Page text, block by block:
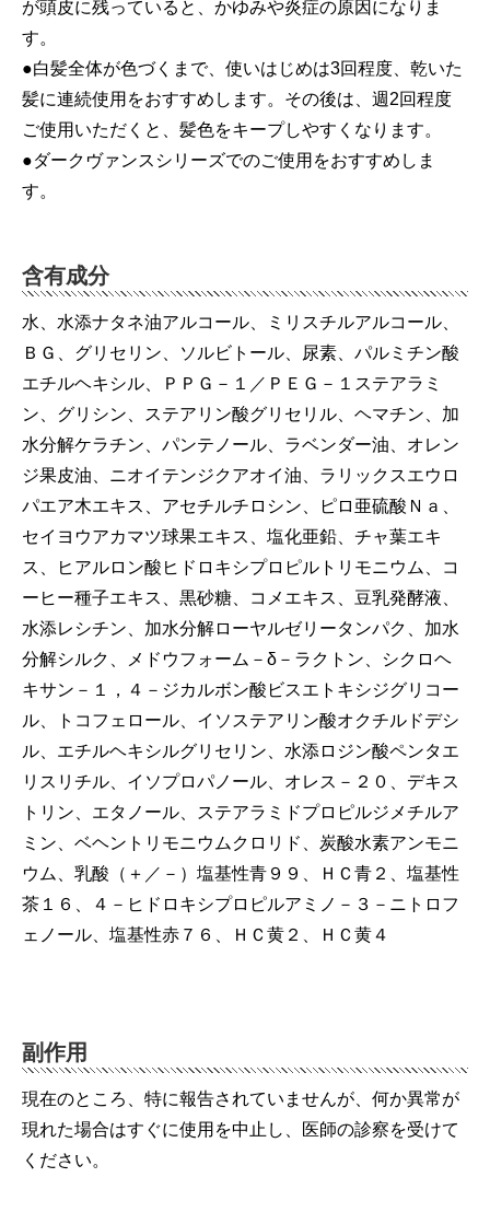
が頭皮に残っていると、かゆみや炎症の原因になりま
す。
●白髪全体が色づくまで、使いはじめは3回程度、乾いた
髪に連続使用をおすすめします。その後は、週2回程度
ご使用いただくと、髪色をキープしやすくなります。
●ダークヴァンスシリーズでのご使用をおすすめしま
す。
含有成分
水、水添ナタネ油アルコール、ミリスチルアルコール、
ＢＧ、グリセリン、ソルビトール、尿素、パルミチン酸
エチルヘキシル、ＰＰＧ－１／ＰＥＧ－１ステアラミ
ン、グリシン、ステアリン酸グリセリル、ヘマチン、加
水分解ケラチン、パンテノール、ラベンダー油、オレン
ジ果皮油、ニオイテンジクアオイ油、ラリックスエウロ
パエア木エキス、アセチルチロシン、ピロ亜硫酸Ｎａ、
セイヨウアカマツ球果エキス、塩化亜鉛、チャ葉エキ
ス、ヒアルロン酸ヒドロキシプロピルトリモニウム、コ
ーヒー種子エキス、黒砂糖、コメエキス、豆乳発酵液、
水添レシチン、加水分解ローヤルゼリータンパク、加水
分解シルク、メドウフォーム－δ－ラクトン、シクロヘ
キサン－１，４－ジカルボン酸ビスエトキシジグリコー
ル、トコフェロール、イソステアリン酸オクチルドデシ
ル、エチルヘキシルグリセリン、水添ロジン酸ペンタエ
リスリチル、イソプロパノール、オレス－２０、デキス
トリン、エタノール、ステアラミドプロピルジメチルア
ミン、ベヘントリモニウムクロリド、炭酸水素アンモニ
ウム、乳酸（＋／－）塩基性青９９、ＨＣ青２、塩基性
茶１６、４－ヒドロキシプロピルアミノ－３－ニトロフ
ェノール、塩基性赤７６、ＨＣ黄２、ＨＣ黄４
副作用
現在のところ、特に報告されていませんが、何か異常が
現れた場合はすぐに使用を中止し、医師の診察を受けて
ください。